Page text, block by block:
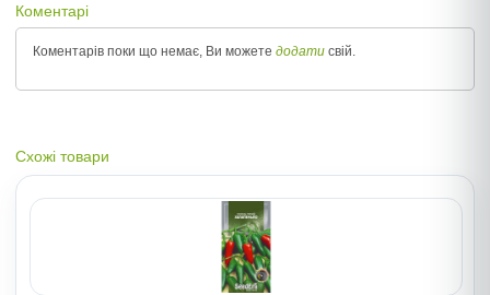
Коментарі
Коментарів поки що немає, Ви можете додати свій.
Схожі товари